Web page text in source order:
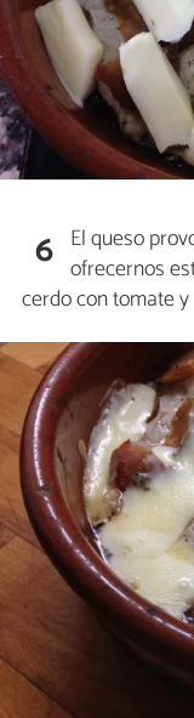
6 El queso
ofrecernos
cerdo con tomate y